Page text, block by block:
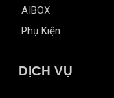
AIBOX
Phụ Kiện
DỊCH VỤ